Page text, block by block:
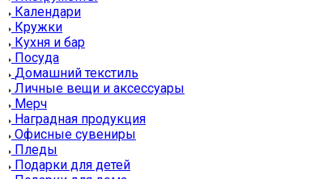
Календари
Кружки
Кухня и бар
Посуда
Домашний текстиль
Личные вещи и аксессуары
Мерч
Наградная продукция
Офисные сувениры
Пледы
Подарки для детей